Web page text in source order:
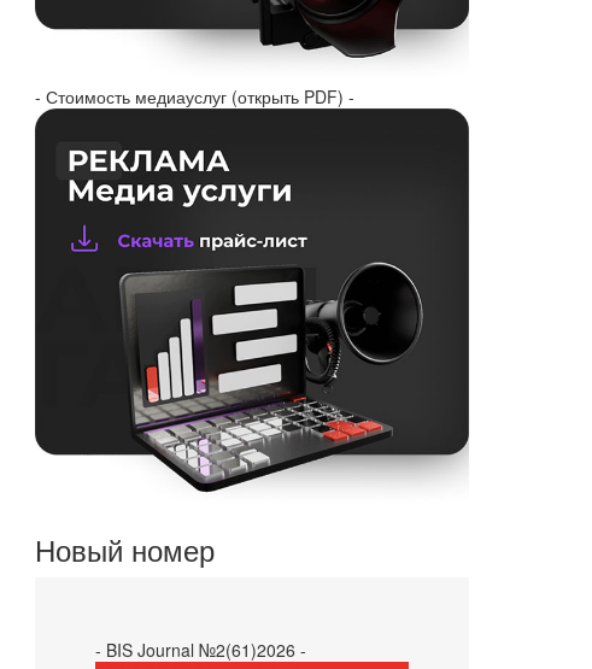
- Стоимость медиауслуг (открыть PDF) -
Новый номер
- BIS Journal №2(61)2026 -